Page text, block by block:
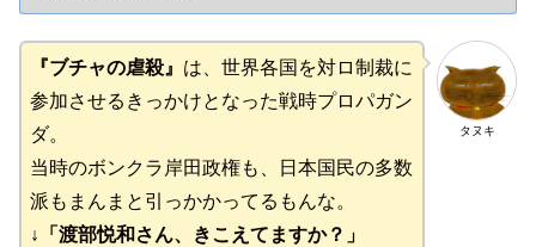
タヌキ
『ブチャの虐殺』 は、世界各国を対ロ制裁に
参加させるきっかけとなった戦時プロパガン
ダ。
当時のボンクラ岸田政権も、日本国民の多数
派もまんまと引っかかってるもんな。
↓「渡部悦和さん、きこえてますか？」